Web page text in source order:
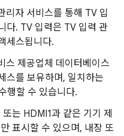
리자 서비스를 통해 TV 입
다. TV 입력은 TV 입력 관
세스됩니다.
스 제공업체 데이터베이스
스를 보유하며, 일치하는
행할 수 있습니다.
는 HDMI1과 같은 기기 제
표시할 수 있으며, 내장 또